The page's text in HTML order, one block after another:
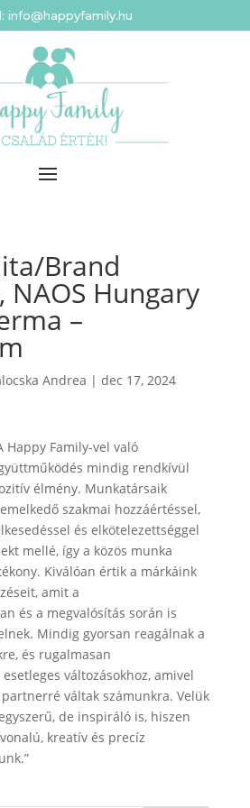
info@happyfamily.hu
Brand
NAOS Hungary
–
Andrea | dec 17, 2024
Happy Family-vel való
mindig rendkívül
élmény. Munkatársaik
szakmai hozzáértéssel,
és elkötelezettséggel
mellé, így a közös munka
Kiválóan értik a márkáink
amit a
és a megvalósítás során is
Mindig gyorsan reagálnak a
és rugalmasan
változásokhoz, amivel
váltak számunkra. Velük
de inspiráló is, hiszen
kreatív és precíz